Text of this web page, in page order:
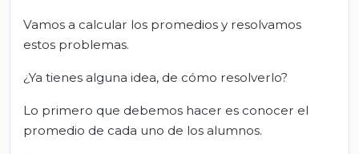
Vamos a calcular los promedios y resolvamos
estos problemas.
¿Ya tienes alguna idea, de cómo resolverlo?
Lo primero que debemos hacer es conocer el
promedio de cada uno de los alumnos.